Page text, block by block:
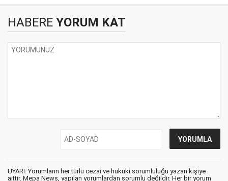
HABERE YORUM KAT
UYARI: Yorumların her türlü cezai ve hukuki sorumluluğu yazan kişiye
aittir. Mepa News, yapılan yorumlardan sorumlu değildir. Her bir yorum